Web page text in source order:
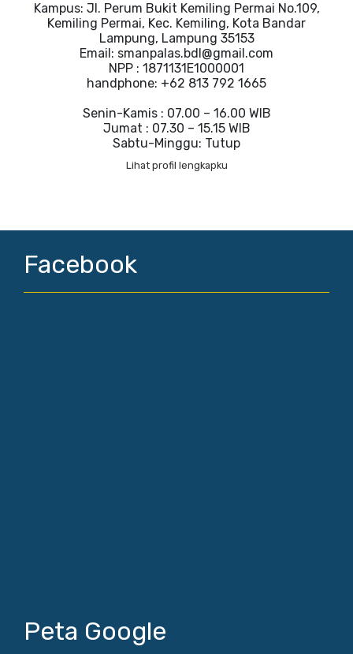
Kampus: Jl. Perum Bukit Kemiling Permai No.109,
Kemiling Permai, Kec. Kemiling, Kota Bandar
Lampung, Lampung 35153
Email: smanpalas.bdl@gmail.com
NPP : 1871131E1000001
handphone: +62 813 792 1665
Senin-Kamis : 07.00 – 16.00 WIB
Jumat : 07.30 – 15.15 WIB
Sabtu-Minggu: Tutup
Lihat profil lengkapku
Facebook
Peta Google